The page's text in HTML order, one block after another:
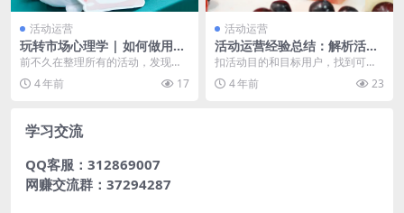
活动运营
玩转市场心理学 | 如何做用户
感兴趣的活动
前不久在整理所有的活动，发现不
论线上还是线下，所有成功的活动
毫无例外地把握了几个...
4 年前 17
活动运营
活动运营经验总结：解析活动
策划四阶段
扣活动目的和目标用户，找到可以
诉说的共同话题，通过富有创意的
活动形式展示出来，在...
4 年前 23
学习交流
QQ客服：312869007
网赚交流群：37294287